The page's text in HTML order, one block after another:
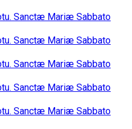
Sanctæ Mariæ Sabbato
Sanctæ Mariæ Sabbato
Sanctæ Mariæ Sabbato
Sanctæ Mariæ Sabbato
Sanctæ Mariæ Sabbato